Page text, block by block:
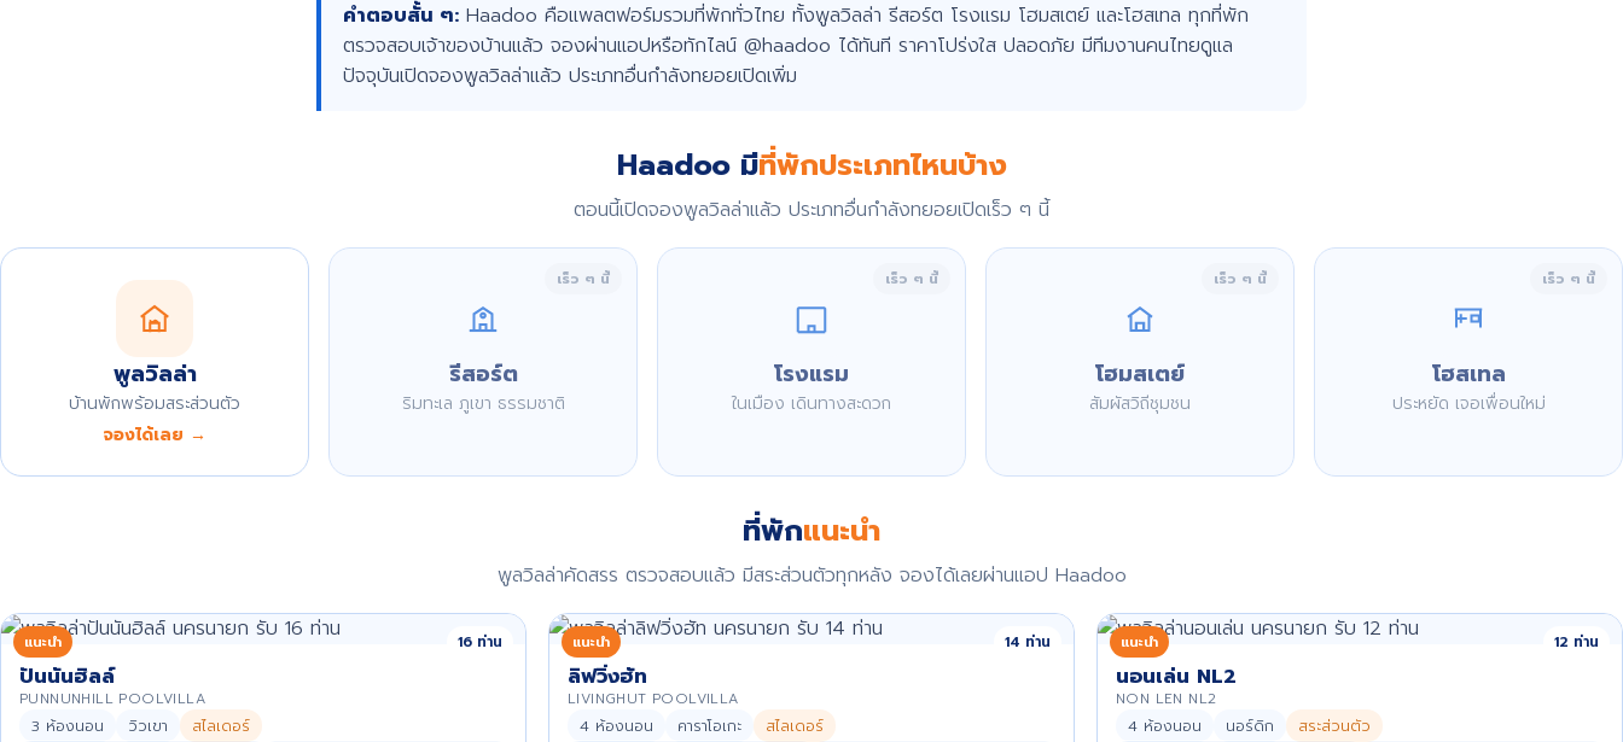
คำตอบสั้น ๆ: Haadoo คือแพลตฟอร์มรวมที่พักทั่วไทย ทั้งพูลวิลล่า รีสอร์ต โรงแรม โฮมสเตย์ และโฮสเทล ทุกที่พัก
ตรวจสอบเจ้าของบ้านแล้ว จองผ่านแอปหรือทักไลน์ @haadoo ได้ทันที ราคาโปร่งใส ปลอดภัย มีทีมงานคนไทยดูแล
ปัจจุบันเปิดจองพูลวิลล่าแล้ว ประเภทอื่นกำลังทยอยเปิดเพิ่ม
Haadoo มีที่พักประเภทไหนบ้าง
ตอนนี้เปิดจองพูลวิลล่าแล้ว ประเภทอื่นกำลังทยอยเปิดเร็ว ๆ นี้
พูลวิลล่า
บ้านพักพร้อมสระส่วนตัว
จองได้เลย →
เร็ว ๆ นี้
รีสอร์ต
ริมทะเล ภูเขา ธรรมชาติ
เร็ว ๆ นี้
โรงแรม
ในเมือง เดินทางสะดวก
เร็ว ๆ นี้
โฮมสเตย์
สัมผัสวิถีชุมชน
เร็ว ๆ นี้
โฮสเทล
ประหยัด เจอเพื่อนใหม่
ที่พักแนะนำ
พูลวิลล่าคัดสรร ตรวจสอบแล้ว มีสระส่วนตัวทุกหลัง จองได้เลยผ่านแอป Haadoo
แนะนำ 16 ท่าน
ปันนันฮิลล์
PUNNUNHILL POOLVILLA
3 ห้องนอน วิวเขา สไลเดอร์
แนะนำ 14 ท่าน
ลิฟวิ่งฮัท
LIVINGHUT POOLVILLA
4 ห้องนอน คาราโอเกะ สไลเดอร์
แนะนำ 12 ท่าน
นอนเล่น NL2
NON LEN NL2
4 ห้องนอน นอร์ดิก สระส่วนตัว